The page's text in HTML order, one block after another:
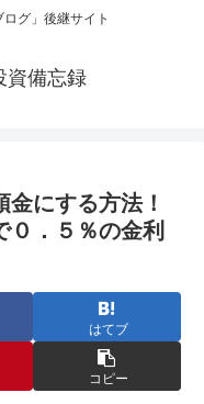
グ」後継サイト
資備忘録
にする方法！
０．５％の金利
はてブ
コピー